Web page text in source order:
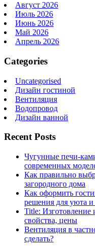
Август 2026
Июль 2026
Июнь 2026
Май 2026
Апрель 2026
Categories
Uncategorised
Дизайн гостиной
Вентиляция
Водопровод
Дизайн ванной
Recent Posts
Чугунные печи-
современных
Как правильно
загородного дома
Как оформить
решения для уюта и
Title: Изготовление
свойства, цены
Вентиляция в
сделать?